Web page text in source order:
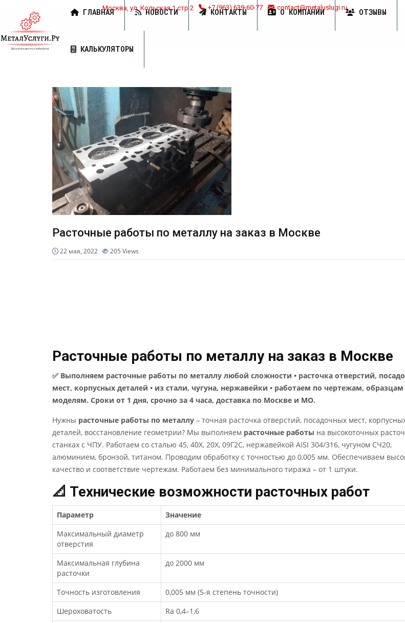
Москва, ул. Кольская 1 стр 2 +7 (963) 639-60-77 contact@metaluslugi.ru
ГЛАВНАЯ НОВОСТИ КОНТАКТЫ О КОМПАНИИ ОТЗЫВЫ
КАЛЬКУЛЯТОРЫ
Расточные работы по металлу на заказ в Москве
22 мая, 2022 205 Views
Расточные работы по металлу на заказ в Москве
✅ Выполняем расточные работы по металлу любой сложности • расточка отверстий,
мест, корпусных деталей • из стали, чугуна, нержавейки • работаем по чертежам, образцам
моделям. Сроки от 1 дня, срочно за 4 часа, доставка по Москве и МО.
Нужны расточные работы по металлу – точная расточка отверстий, посадочных мест,
деталей, восстановление геометрии? Мы выполняем расточные работы на высокоточных
станках с ЧПУ. Работаем со сталью 45, 40Х, 20Х, 09Г2С, нержавейкой AISI 304/316, чугуном СЧ20,
алюминием, бронзой, титаном. Проводим обработку с точностью до 0,005 мм. Обеспечиваем
качество и соответствие чертежам. Работаем без минимального тиража – от 1 штуки.
📐 Технические возможности расточных работ
Параметр
Значение
Максимальный диаметр
отверстия
до 800 мм
Максимальная глубина
расточки
до 2000 мм
Точность изготовления
0,005 мм (5-я степень точности)
Шероховатость
Ra 0,4–1,6